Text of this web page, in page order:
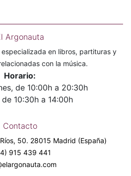
Argonauta
en libros, partituras y
con la música.
Horario:
de 10:00h a 20:30h
10:30h a 14:00h
Contacto
50. 28015 Madrid (España)
915 439 441